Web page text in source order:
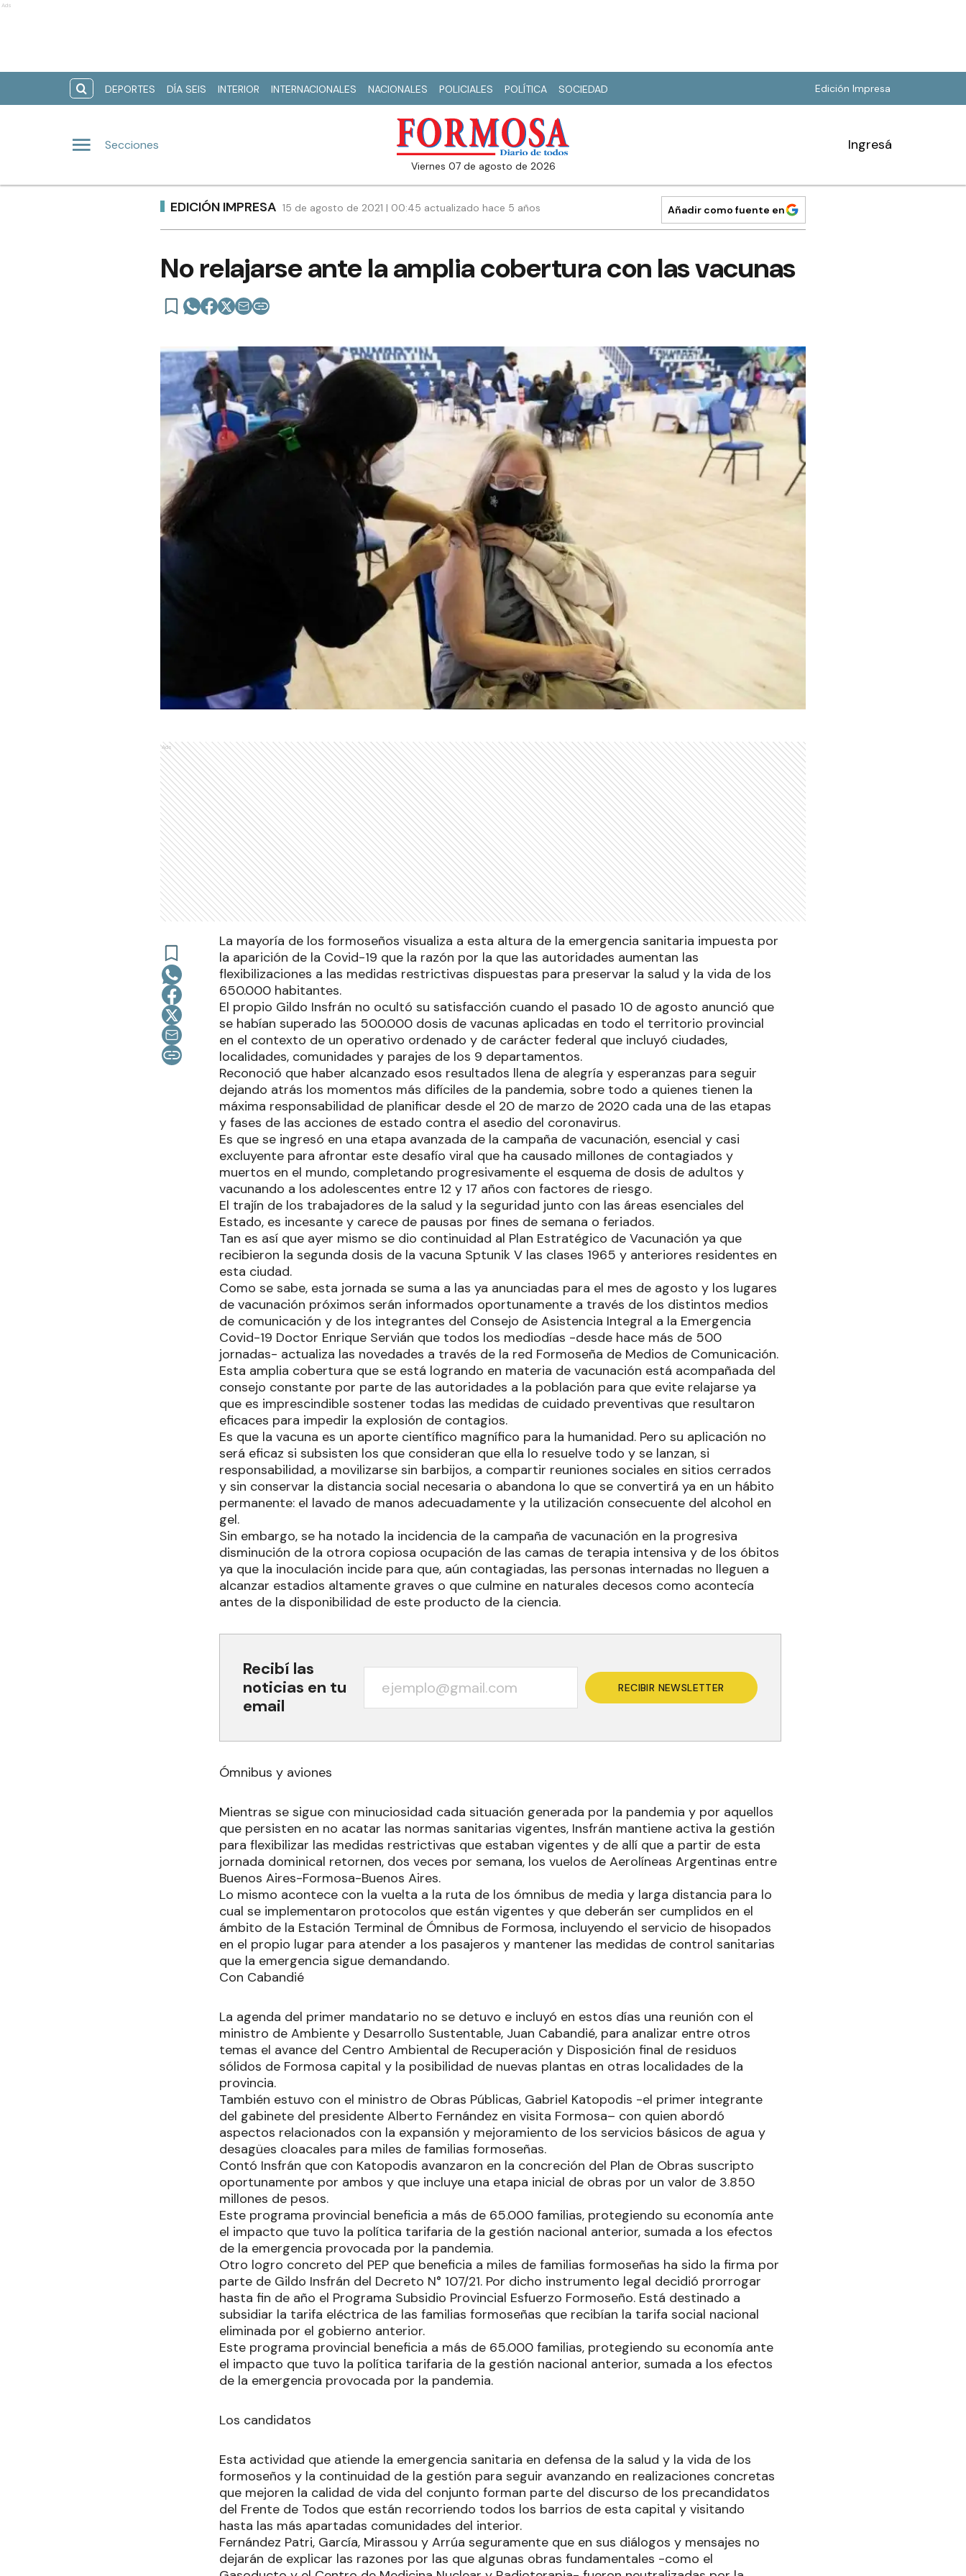
Ads
DEPORTES DÍA SEIS INTERIOR INTERNACIONALES NACIONALES POLICIALES POLÍTICA SOCIEDAD Edición Impresa
Secciones
viernes 07 de agosto de 2026
Ingresá
EDICIÓN IMPRESA 15 de agosto de 2021 | 00:45 actualizado hace 5 años Añadir como fuente en
No relajarse ante la amplia cobertura con las vacunas
Ads
La mayoría de los formoseños visualiza a esta altura de la emergencia sanitaria impuesta por
la aparición de la Covid-19 que la razón por la que las autoridades aumentan las
flexibilizaciones a las medidas restrictivas dispuestas para preservar la salud y la vida de los
650.000 habitantes.
El propio Gildo Insfrán no ocultó su satisfacción cuando el pasado 10 de agosto anunció que
se habían superado las 500.000 dosis de vacunas aplicadas en todo el territorio provincial
en el contexto de un operativo ordenado y de carácter federal que incluyó ciudades,
localidades, comunidades y parajes de los 9 departamentos.
Reconoció que haber alcanzado esos resultados llena de alegría y esperanzas para seguir
dejando atrás los momentos más difíciles de la pandemia, sobre todo a quienes tienen la
máxima responsabilidad de planificar desde el 20 de marzo de 2020 cada una de las etapas
y fases de las acciones de estado contra el asedio del coronavirus.
Es que se ingresó en una etapa avanzada de la campaña de vacunación, esencial y casi
excluyente para afrontar este desafío viral que ha causado millones de contagiados y
muertos en el mundo, completando progresivamente el esquema de dosis de adultos y
vacunando a los adolescentes entre 12 y 17 años con factores de riesgo.
El trajín de los trabajadores de la salud y la seguridad junto con las áreas esenciales del
Estado, es incesante y carece de pausas por fines de semana o feriados.
Tan es así que ayer mismo se dio continuidad al Plan Estratégico de Vacunación ya que
recibieron la segunda dosis de la vacuna Sptunik V las clases 1965 y anteriores residentes en
esta ciudad.
Como se sabe, esta jornada se suma a las ya anunciadas para el mes de agosto y los lugares
de vacunación próximos serán informados oportunamente a través de los distintos medios
de comunicación y de los integrantes del Consejo de Asistencia Integral a la Emergencia
Covid-19 Doctor Enrique Servián que todos los mediodías -desde hace más de 500
jornadas- actualiza las novedades a través de la red Formoseña de Medios de Comunicación.
Esta amplia cobertura que se está logrando en materia de vacunación está acompañada del
consejo constante por parte de las autoridades a la población para que evite relajarse ya
que es imprescindible sostener todas las medidas de cuidado preventivas que resultaron
eficaces para impedir la explosión de contagios.
Es que la vacuna es un aporte científico magnífico para la humanidad. Pero su aplicación no
será eficaz si subsisten los que consideran que ella lo resuelve todo y se lanzan, si
responsabilidad, a movilizarse sin barbijos, a compartir reuniones sociales en sitios cerrados
y sin conservar la distancia social necesaria o abandona lo que se convertirá ya en un hábito
permanente: el lavado de manos adecuadamente y la utilización consecuente del alcohol en
gel.
Sin embargo, se ha notado la incidencia de la campaña de vacunación en la progresiva
disminución de la otrora copiosa ocupación de las camas de terapia intensiva y de los óbitos
ya que la inoculación incide para que, aún contagiadas, las personas internadas no lleguen a
alcanzar estadios altamente graves o que culmine en naturales decesos como acontecía
antes de la disponibilidad de este producto de la ciencia.
Recibí las
noticias en tu
email
RECIBIR NEWSLETTER
Ómnibus y aviones
Mientras se sigue con minuciosidad cada situación generada por la pandemia y por aquellos
que persisten en no acatar las normas sanitarias vigentes, Insfrán mantiene activa la gestión
para flexibilizar las medidas restrictivas que estaban vigentes y de allí que a partir de esta
jornada dominical retornen, dos veces por semana, los vuelos de Aerolíneas Argentinas entre
Buenos Aires-Formosa-Buenos Aires.
Lo mismo acontece con la vuelta a la ruta de los ómnibus de media y larga distancia para lo
cual se implementaron protocolos que están vigentes y que deberán ser cumplidos en el
ámbito de la Estación Terminal de Ómnibus de Formosa, incluyendo el servicio de hisopados
en el propio lugar para atender a los pasajeros y mantener las medidas de control sanitarias
que la emergencia sigue demandando.
Con Cabandié
La agenda del primer mandatario no se detuvo e incluyó en estos días una reunión con el
ministro de Ambiente y Desarrollo Sustentable, Juan Cabandié, para analizar entre otros
temas el avance del Centro Ambiental de Recuperación y Disposición final de residuos
sólidos de Formosa capital y la posibilidad de nuevas plantas en otras localidades de la
provincia.
También estuvo con el ministro de Obras Públicas, Gabriel Katopodis -el primer integrante
del gabinete del presidente Alberto Fernández en visita Formosa– con quien abordó
aspectos relacionados con la expansión y mejoramiento de los servicios básicos de agua y
desagües cloacales para miles de familias formoseñas.
Contó Insfrán que con Katopodis avanzaron en la concreción del Plan de Obras suscripto
oportunamente por ambos y que incluye una etapa inicial de obras por un valor de 3.850
millones de pesos.
Este programa provincial beneficia a más de 65.000 familias, protegiendo su economía ante
el impacto que tuvo la política tarifaria de la gestión nacional anterior, sumada a los efectos
de la emergencia provocada por la pandemia.
Otro logro concreto del PEP que beneficia a miles de familias formoseñas ha sido la firma por
parte de Gildo Insfrán del Decreto N° 107/21. Por dicho instrumento legal decidió prorrogar
hasta fin de año el Programa Subsidio Provincial Esfuerzo Formoseño. Está destinado a
subsidiar la tarifa eléctrica de las familias formoseñas que recibían la tarifa social nacional
eliminada por el gobierno anterior.
Este programa provincial beneficia a más de 65.000 familias, protegiendo su economía ante
el impacto que tuvo la política tarifaria de la gestión nacional anterior, sumada a los efectos
de la emergencia provocada por la pandemia.
Los candidatos
Esta actividad que atiende la emergencia sanitaria en defensa de la salud y la vida de los
formoseños y la continuidad de la gestión para seguir avanzando en realizaciones concretas
que mejoren la calidad de vida del conjunto forman parte del discurso de los precandidatos
del Frente de Todos que están recorriendo todos los barrios de esta capital y visitando
hasta las más apartadas comunidades del interior.
Fernández Patri, García, Mirassou y Arrúa seguramente que en sus diálogos y mensajes no
dejarán de explicar las razones por las que algunas obras fundamentales -como el